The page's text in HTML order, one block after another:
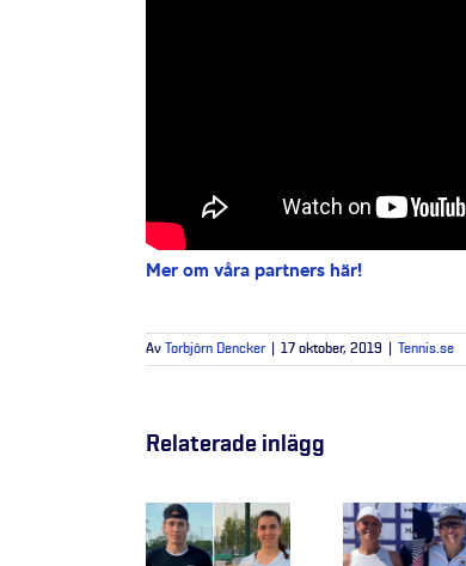
Mer om våra partners här!
Av Torbjörn Dencker 17 oktober, 2019 Tennis.se
Relaterade inlägg